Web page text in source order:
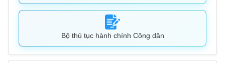
Bộ thủ tục hành chính Công dân